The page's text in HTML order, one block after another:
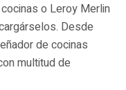
o Leroy Merlin
Desde
de cocinas
multitud de